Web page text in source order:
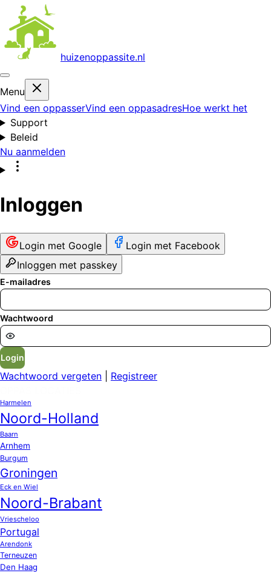
huizenoppassite.nl
Menu
Vind een oppasserVind een oppasadresHoe werkt het
Support
Beleid
Nu aanmelden
Inloggen
Login met Google
Login met Facebook
Inloggen met passkey
E-mailadres
Wachtwoord
Login
Wachtwoord vergeten
Registreer
Harmelen
Noord-Holland
Baarn
Arnhem
Burgum
Groningen
Eck en Wiel
Noord-Brabant
Vriescheloo
Portugal
Arendonk
Terneuzen
Den Haag